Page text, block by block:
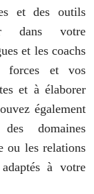
et des outils
dans votre
et les coachs
forces et vos
et à élaborer
également
domaines
ou les relations
à votre